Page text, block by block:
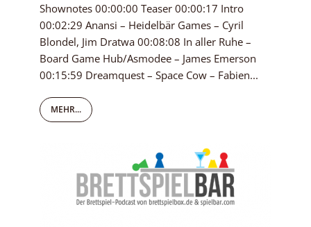
Shownotes 00:00:00 Teaser 00:00:17 Intro
00:02:29 Anansi – Heidelbär Games – Cyril
Blondel, Jim Dratwa 00:08:08 In aller Ruhe –
Board Game Hub/Asmodee – James Emerson
00:15:59 Dreamquest – Space Cow – Fabien...
MEHR...